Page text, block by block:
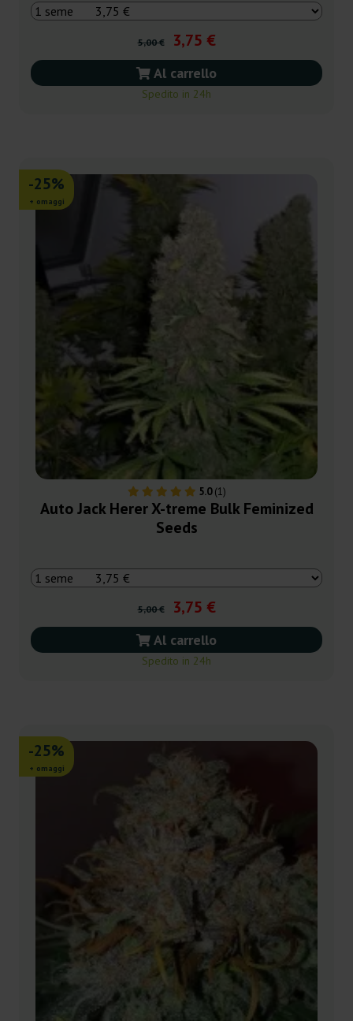
5,00 € 3,75 €
Al carrello
Spedito in 24h
5.0(1)
-25%
+ omaggi
Auto Jack Herer X-treme Bulk Feminized
Seeds
5,00 € 3,75 €
Al carrello
Spedito in 24h
-25%
+ omaggi